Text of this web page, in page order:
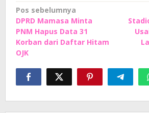
Navigasi
pos
Pos sebelumnya
DPRD Mamasa Minta
PNM Hapus Data 31
Korban dari Daftar Hitam
OJK